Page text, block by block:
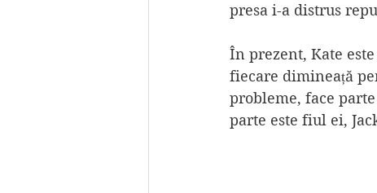
presa i-a distrus
În prezent, Kate
fiecare dimineață
probleme, face
parte este fiul ei,